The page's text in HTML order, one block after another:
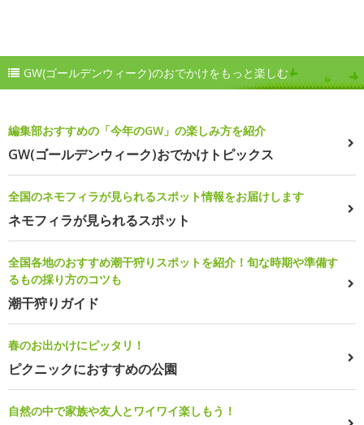
GW(ゴールデンウィーク)のおでかけをもっと楽しむ
編集部おすすめの「今年のGW」の楽しみ方を紹介
GW(ゴールデンウィーク)おでかけトピックス
全国のネモフィラが見られるスポット情報をお届けします
ネモフィラが見られるスポット
全国各地のおすすめ潮干狩りスポットを紹介！旬な時期や準備す
るもの採り方のコツも
潮干狩りガイド
春のお出かけにピッタリ！
ピクニックにおすすめの公園
自然の中で家族や友人とワイワイ楽しもう！